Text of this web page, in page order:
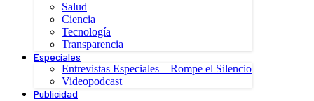
Salud
Ciencia
Tecnología
Transparencia
Especiales
Entrevistas Especiales – Rompe el Silencio
Videopodcast
Publicidad